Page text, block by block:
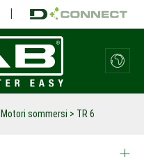
|
Motori sommersi > TR 6